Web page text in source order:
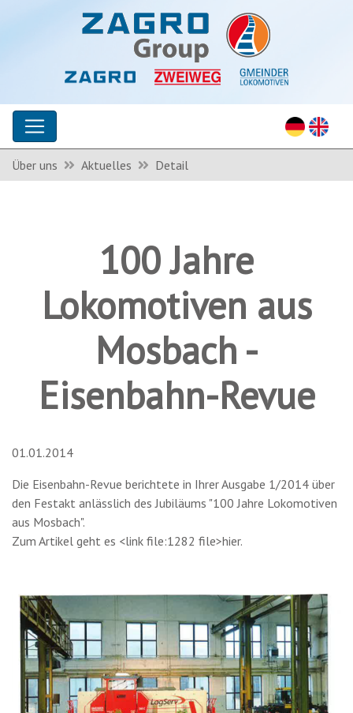
Über uns Aktuelles Detail
100 Jahre
Lokomotiven aus
Mosbach -
Eisenbahn-Revue
01.01.2014
Die Eisenbahn-Revue berichtete in Ihrer Ausgabe 1/2014 über
den Festakt anlässlich des Jubiläums "100 Jahre Lokomotiven
aus Mosbach".
Zum Artikel geht es <link file:1282 file>hier.